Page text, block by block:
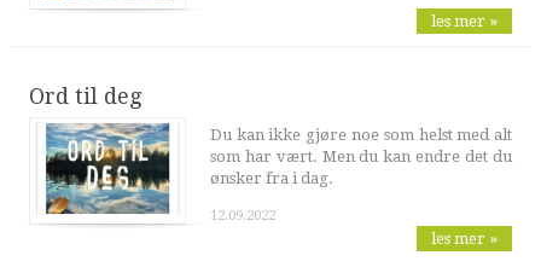
les mer »
Ord til deg
Du kan ikke gjøre noe som helst med alt
som har vært. Men du kan endre det du
ønsker fra i dag.
12.09.2022
les mer »